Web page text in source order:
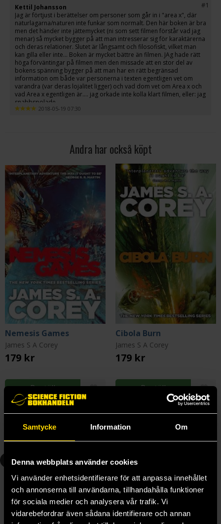
Samtycke Information Om
Denna webbplats använder cookies
Vi använder enhetsidentifierare för att anpassa innehållet
och annonserna till användarna, tillhandahålla funktioner
för sociala medier och analysera vår trafik. Vi
vidarebefordrar även sådana identifierare och annan
Kettil Johansson
Jag är förtjust i berättelser om personer som går in i "area x", där
naturlagarna/naturen inte funkar som normalt. Den här boken är bra
men det händer inte jättemycket (ni som sett filmen förstår vad jag
menar) så mycket bygger på att man intresserar sig för karaktärerna
och deras relationer. Slutet är långsamt och filosofiskt, vilket man
kan gilla eller inte... Boken är mycket bättre än filmen. JAg hade rätt
höga förväntingar på filmen men den missade att en stor del av
bokens spänning bygger på att man har en rätt begränsad
information om både var personerna i texten egentligen vet om
varandra (var deras lojalitet ligger) och vad dom vet om Area x och
vad Area x egentligen är.... jag orkade inte kolla klart filmen, eller: jag
snabbspolade.
2018-05-19 07:30
#1
Andra har också köpt
Nemesis Games
James S A Corey
179 kr
Beställ
Cibola Burn
James S A Corey
179 kr
Beställ
Andra delar i serien
3